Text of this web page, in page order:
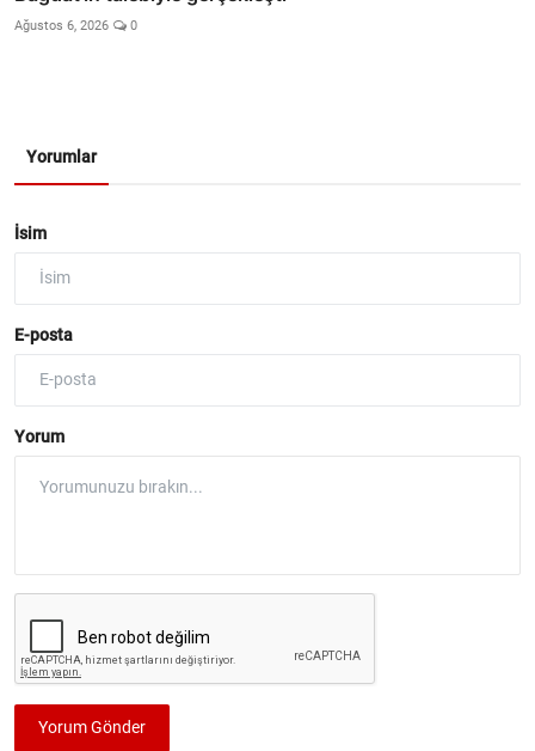
Ağustos 6, 2026 0
Yorumlar
İsim
E-posta
Yorum
Yorum Gönder